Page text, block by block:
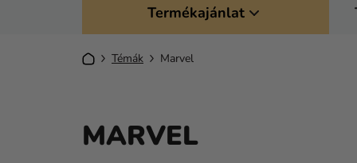
Termékajánlat
KezdőlapTémák Marvel
MARVEL